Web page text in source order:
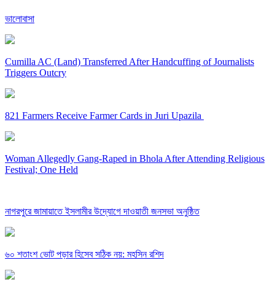
ভালোবাসা
Cumilla AC (Land) Transferred After Handcuffing of Journalists
Triggers Outcry
821 Farmers Receive Farmer Cards in Juri Upazila
Woman Allegedly Gang-Raped in Bhola After Attending Religious
Festival; One Held
নাগরপুরে জামায়াতে ইসলামীর উদ্যোগে দাওয়াতী জনসভা অনুষ্ঠিত
৬০ শতাংশ ভোট পড়ার হিসেব সঠিক নয়: মহসিন রশিদ